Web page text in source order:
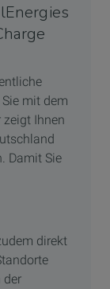
mit dem
zeigt Ihnen
Damit Sie
direkt
der